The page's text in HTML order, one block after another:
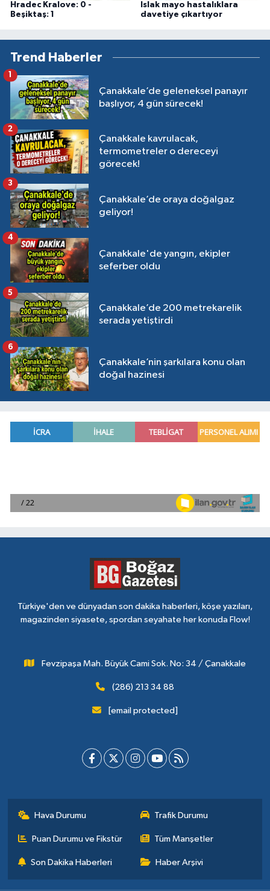
Hradec Kralove: 0 -
Beşiktaş: 1
Islak mayo hastalıklara
davetiye çıkartıyor
Trend Haberler
Çanakkale’de geleneksel panayır
başlıyor, 4 gün sürecek!
Çanakkale kavrulacak,
termometreler o dereceyi
görecek!
2
Çanakkale’de oraya doğalgaz
geliyor!
3
Çanakkale'de yangın, ekipler
seferber oldu
4
Çanakkale’de 200 metrekarelik
serada yetiştirdi
5
Çanakkale’nin şarkılara konu olan
doğal hazinesi
6
Türkiye'den ve dünyadan son dakika haberleri, köşe yazıları,
magazinden siyasete, spordan seyahate her konuda Flow!
Fevzipaşa Mah. Büyük Cami Sok. No: 34 / Çanakkale
(286) 213 34 88
[email protected]
Hava Durumu Trafik Durumu
Puan Durumu ve Fikstür Tüm Manşetler
Son Dakika Haberleri Haber Arşivi